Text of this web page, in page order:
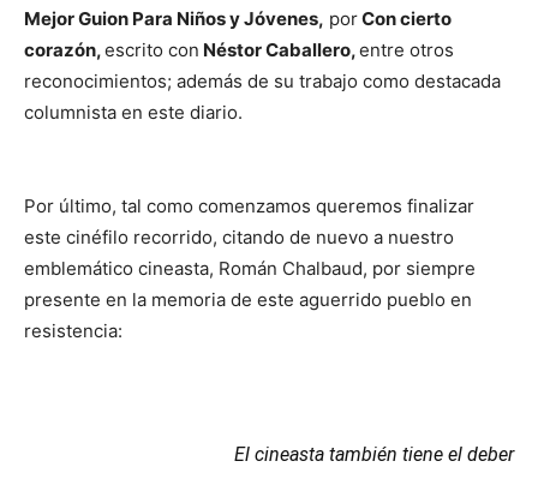
Mejor Guion Para Niños y Jóvenes, porCon cierto
corazón,escrito con Néstor Caballero,entre otros
reconocimientos; además de su trabajo como destacada
columnista en este diario.
Por último, tal como comenzamos queremos finalizar
este cinéfilo recorrido, citando de nuevo a nuestro
emblemático cineasta, Román Chalbaud, por siempre
presente en la memoria de este aguerrido pueblo en
resistencia:
El cineasta también tiene el deber